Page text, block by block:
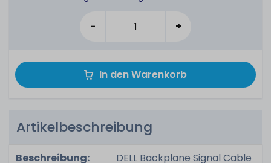
- +
In den Warenkorb
Artikelbeschreibung
Beschreibung:
DELL Backplane Signal Cable